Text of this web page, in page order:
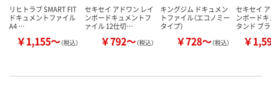
リヒトラブ SMART FIT
ドキュメントファイル
A4 …
￥1,155～（税込）
セキセイ アドワン レイ
ンボードキュメントフ
ァイル 12仕切…
￥792～（税込）
キングジム ドキュメン
トファイル（エコノミー
タイプ）
￥728～（税込）
セキセイ
ンボード
タンド ブ
￥